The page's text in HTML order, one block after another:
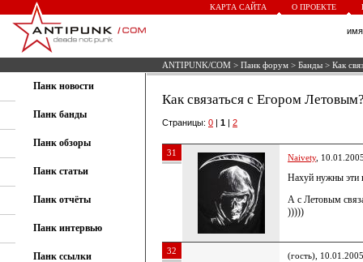
КАРТА САЙТА О ПРОЕКТЕ
ANTIPUNK/COM > Панк форум > Банды > Как
Панк новости
Панк банды
Панк обзоры
Панк статьи
Панк отчёты
Панк интервью
Панк ссылки
Как связаться с Егором
Страницы: 0 | 1 | 2
31 Naivety,
Нахуй нужны эти
А с Летовым
)))))
32 (гость),